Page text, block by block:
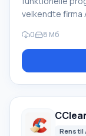
velkendte
plads i
Når man
0 8 Мб
Rens til